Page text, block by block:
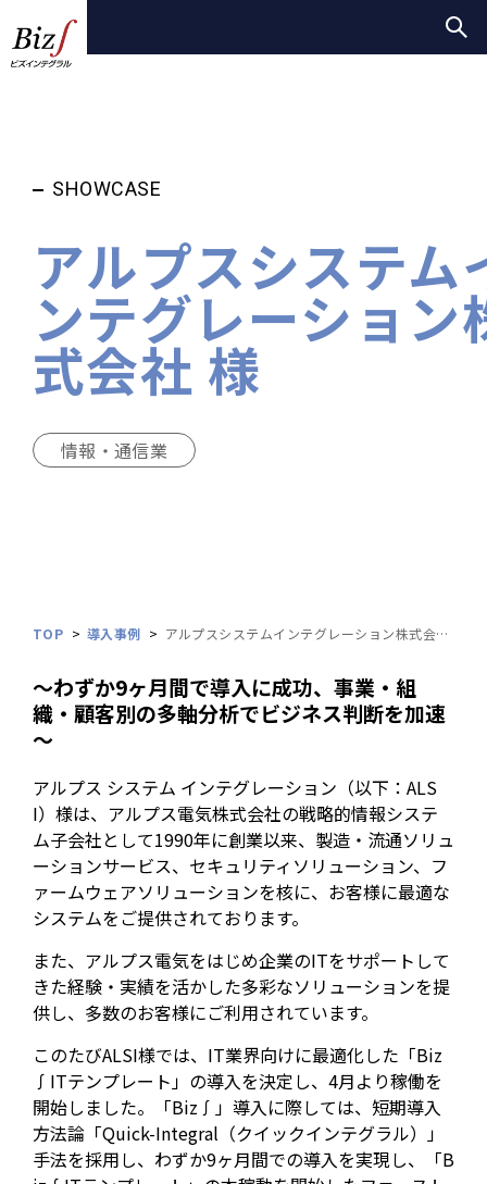
SHOWCASE
アルプスシステム
ンテグレーション
式会社 様
情報・通信業
TOP 導入事例 アルプスシステムインテグレーション株式会社 様
～わずか9ヶ月間で導入に成功、事業・組
織・顧客別の多軸分析でビジネス判断を加速
～
アルプス システム インテグレーション（以下：ALS
I）様は、アルプス電気株式会社の戦略的情報システ
ム子会社として1990年に創業以来、製造・流通ソリュ
ーションサービス、セキュリティソリューション、フ
ァームウェアソリューションを核に、お客様に最適な
システムをご提供されております。
また、アルプス電気をはじめ企業のITをサポートして
きた経験・実績を活かした多彩なソリューションを提
供し、多数のお客様にご利用されています。
このたびALSI様では、IT業界向けに最適化した「Biz
∫ITテンプレート」の導入を決定し、4月より稼働を
開始しました。「Biz∫」導入に際しては、短期導入
方法論「Quick-Integral（クイックインテグラル）」
手法を採用し、わずか9ヶ月間での導入を実現し、「B